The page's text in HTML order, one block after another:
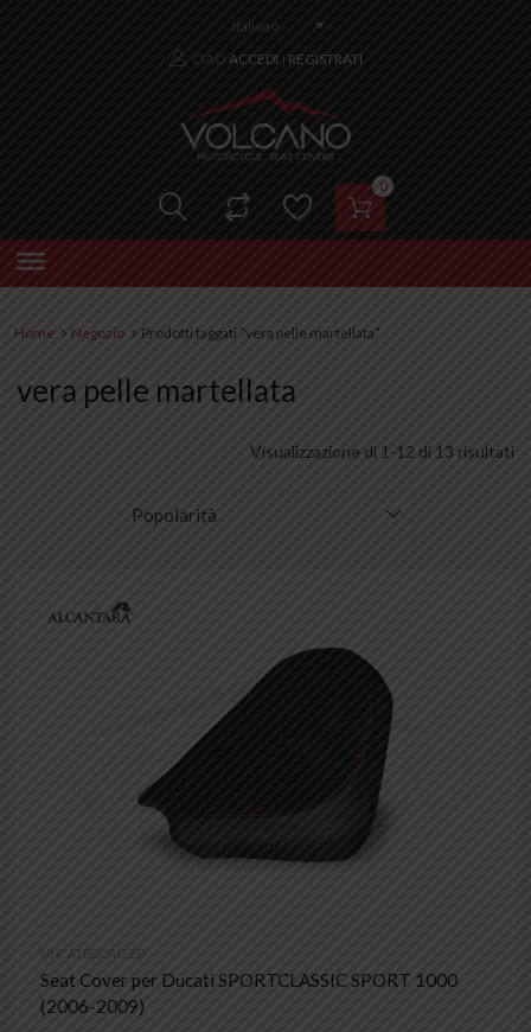
Italiano
CIAO ACCEDI | REGISTRATI
0
Home Negozio Prodotti taggati “vera pelle martellata”
vera pelle martellata
Visualizzazione di 1-12 di 13 risultati
UNCATEGORIZED
Seat Cover per Ducati SPORTCLASSIC SPORT 1000
(2006-2009)